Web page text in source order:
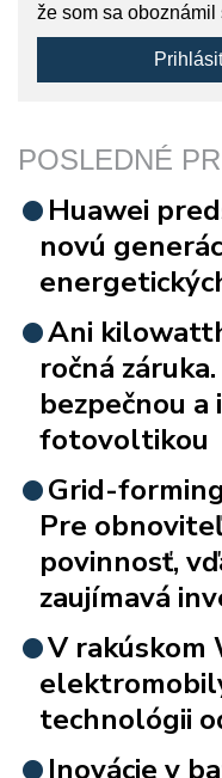
že som sa oboznámil
POSLEDNÉ
Huawei
novú
Ani
ročná
bezpečnou
fotovoltikou
Grid-
Pre
povinnosť,
zaujímavá
V rakúskom
technológii
Inovácie v